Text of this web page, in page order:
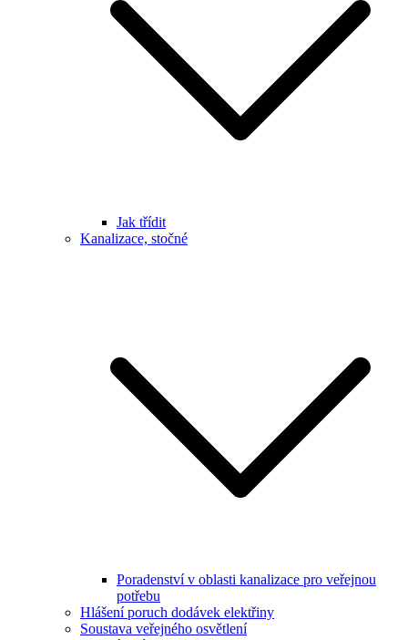
Jak třídit
Kanalizace, stočné
Poradenství v oblasti kanalizace pro veřejnou
potřebu
Hlášení poruch dodávek elektřiny
Soustava veřejného osvětlení